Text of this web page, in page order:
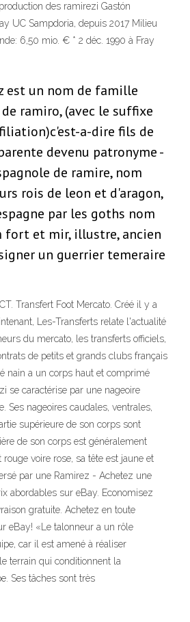
des ramirezi Gastón
UC Sampdoria, depuis 2017 Milieu
6,50 mio. € * 2 déc. 1990 à Fray
est un nom de famille
ramiro, (avec le suffixe
a-dire fils de
devenu patronyme -
de ramire, nom
rois de leon et d'aragon,
par les goths nom
fort et mir, illustre, ancien
un guerrier temeraire
Transfert Foot Mercato. Créé il y a
Les-Transferts relate l'actualité
du mercato, les transferts officiels,
de petits et grands clubs français
nain a un corps haut et comprimé
se caractérise par une nageoire
Ses nageoires caudales, ventrales,
supérieure de son corps sont
de son corps est généralement
rouge voire rose, sa tête est jaune et
par une Ramirez - Achetez une
abordables sur eBay. Economisez
gratuite. Achetez en toute
eBay! «Le talonneur a un rôle
car il est amené à réaliser
terrain qui conditionnent la
Ses tâches sont très